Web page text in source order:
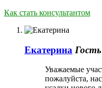
Как стать консультантом
Екатерина Гость
Уважаемые
пожалуйста,